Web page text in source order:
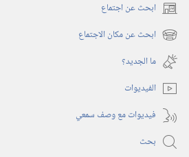
ابحث عن اجتماع (يفتح
نافذة ابحث عن مكان الاجتماع (يفتح
نافذة
جديدة)
ما الجديد؟‏
الفيديوات
فيديوات مع وصف سمعي
بحث